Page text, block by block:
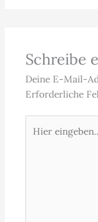
Schreibe
Deine E-Mail-
Erforderliche
eingeben…